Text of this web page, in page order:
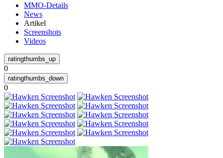
MMO-Details
News
Artikel
Screenshots
Videos
0
0